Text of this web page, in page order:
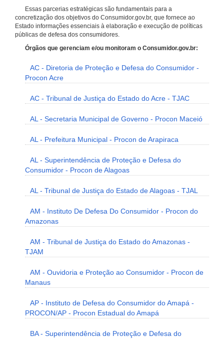
Essas parcerias estratégicas são fundamentais para a
concretização dos objetivos do Consumidor.gov.br, que fornece ao
Estado informações essenciais à elaboração e execução de políticas
públicas de defesa dos consumidores.
Órgãos que gerenciam e/ou monitoram o Consumidor.gov.br:
AC - Diretoria de Proteção e Defesa do Consumidor -
Procon Acre
AC - Tribunal de Justiça do Estado do Acre - TJAC
AL - Secretaria Municipal de Governo - Procon Maceió
AL - Prefeitura Municipal - Procon de Arapiraca
AL - Superintendência de Proteção e Defesa do
Consumidor - Procon de Alagoas
AL - Tribunal de Justiça do Estado de Alagoas - TJAL
AM - Instituto De Defesa Do Consumidor - Procon do
Amazonas
AM - Tribunal de Justiça do Estado do Amazonas -
TJAM
AM - Ouvidoria e Proteção ao Consumidor - Procon de
Manaus
AP - Instituto de Defesa do Consumidor do Amapá -
PROCON/AP - Procon Estadual do Amapá
BA - Superintendência de Proteção e Defesa do